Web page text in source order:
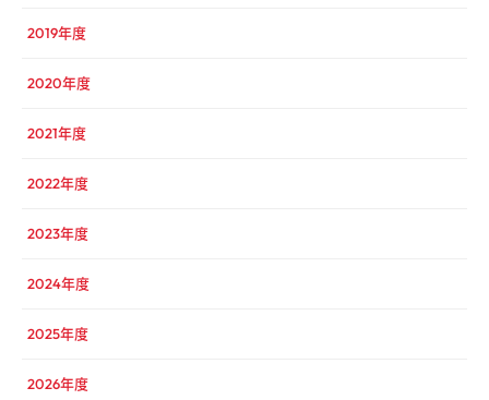
2019年度
2020年度
2021年度
2022年度
2023年度
2024年度
2025年度
2026年度